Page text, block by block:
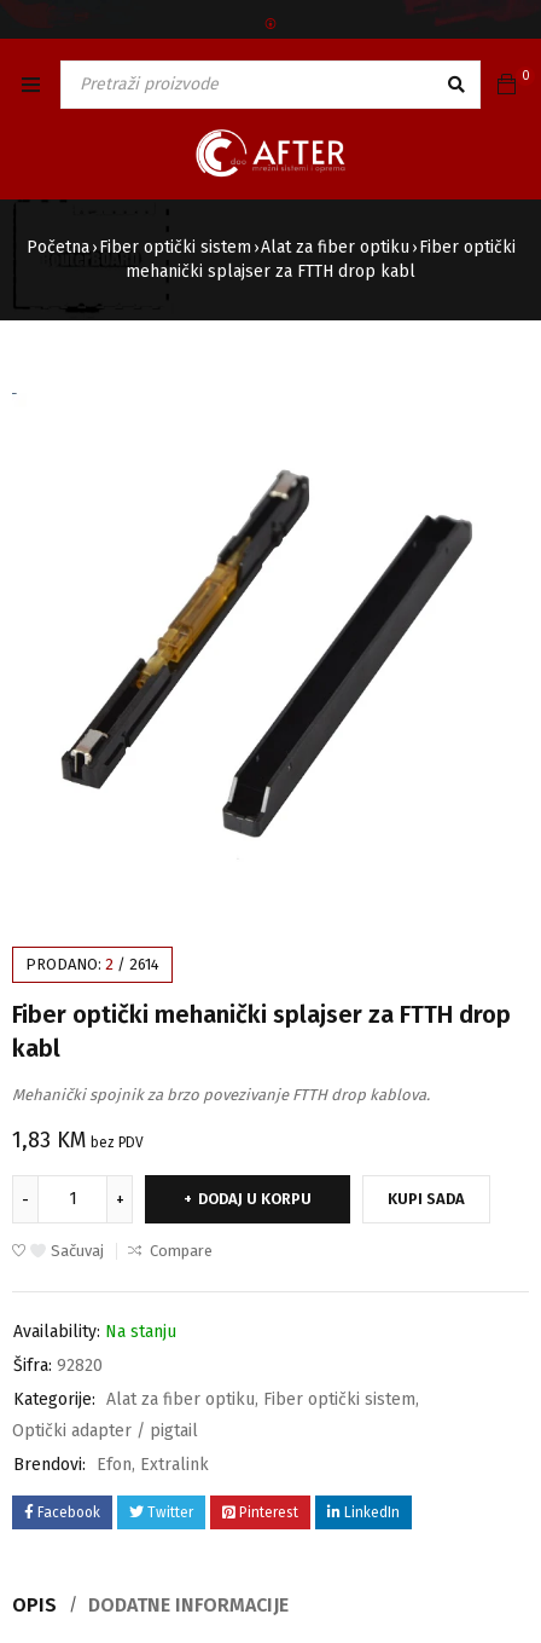
🅯
0
Početna › Fiber optički sistem ›Alat za fiber optiku › Fiber optički
mehanički splajser za FTTH drop kabl
PRODANO: 2 / 2614
Fiber optički mehanički splajser za FTTH drop
kabl
Mehanički spojnik za brzo povezivanje FTTH drop kablova.
1,83 KM bez PDV
DODAJ U KORPU KUPI SADA
Sačuvaj Compare
Availability: Na stanju
Šifra: 92820
Kategorije: Alat za fiber optiku, Fiber optički sistem,
Optički adapter / pigtail
Brendovi:
Efon, Extralink
Facebook Twitter Pinterest LinkedIn
OPIS DODATNE INFORMACIJE